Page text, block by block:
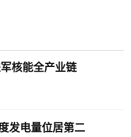
核能全产业链
发电量位居第二